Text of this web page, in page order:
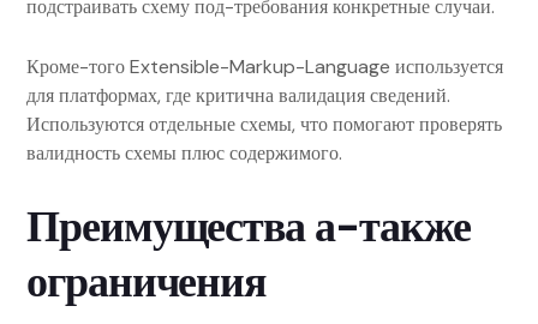
подстраивать схему под-требования конкретные случаи.
Кроме-того Extensible-Markup-Language используется
для платформах, где критична валидация сведений.
Используются отдельные схемы, что помогают проверять
валидность схемы плюс содержимого.
Преимущества а-также
ограничения